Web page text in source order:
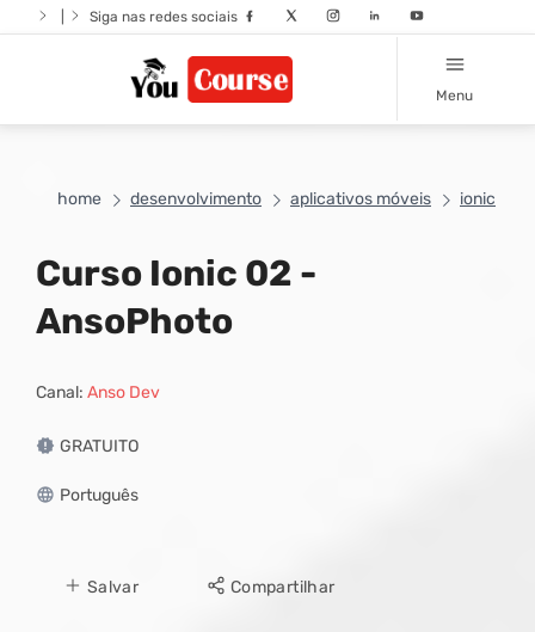
Siga nas redes sociais
Menu
home desenvolvimento aplicativos móveis ionic
Curso Ionic 02 -
AnsoPhoto
Canal: Anso Dev
GRATUITO
Português
Salvar Compartilhar